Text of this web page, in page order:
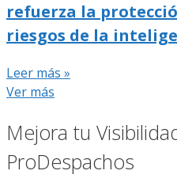
refuerza la
riesgos de la
Leer más »
Ver más
Mejora tu
ProDespachos